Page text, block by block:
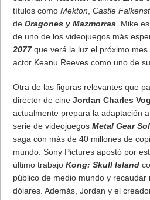
Esta misma acción podemos verla
ella, además del combate, se
interesantes. Por ejemplo, la
experiencia . Esto lo
habilidades y equipo del personaje
cambiando la interfaz del juego, lo
una experiencia «más purista» del
A medida que vayamos mejorando
desempeño ganaremos puntos.